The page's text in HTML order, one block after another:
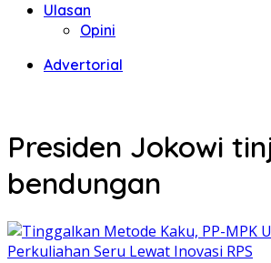
Ulasan
Opini
Advertorial
Presiden Jokowi
bendungan